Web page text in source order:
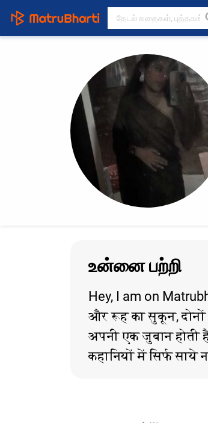
உன்னை பற்றி
Hey, I am on
और रूह का सुकून, दोनों
अपनी एक जुबान होती
कहानियों में सिर्फ साये